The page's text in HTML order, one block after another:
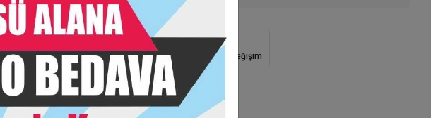
Hızlı Gönderi Güvenli Alışveriş İade ve Değişim